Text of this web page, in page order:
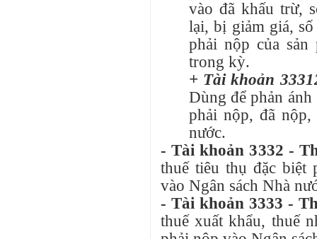
vào đã khấu trừ,
lại, bị giảm giá,
phải nộp của
trong kỳ.
+ Tài khoản
Dùng để phản
phải nộp, đã
nước.
- Tài khoản 3332 -
thuế tiêu thụ đặc biệt
vào Ngân sách Nhà
- Tài khoản 3333 -
thuế xuất khẩu, thuế